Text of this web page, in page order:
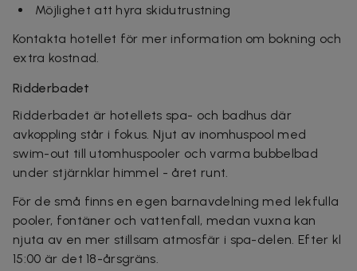
Möjlighet att hyra skidutrustning
Kontakta hotellet för mer information om bokning och
extra kostnad.
Ridderbadet
Ridderbadet är hotellets spa- och badhus där
avkoppling står i fokus. Njut av inomhuspool med
swim-out till utomhuspooler och varma bubbelbad
under stjärnklar himmel - året runt.
För de små finns en egen barnavdelning med lekfulla
pooler, fontäner och vattenfall, medan vuxna kan
njuta av en mer stillsam atmosfär i spa-delen. Efter kl
15:00 är det 18-årsgräns.